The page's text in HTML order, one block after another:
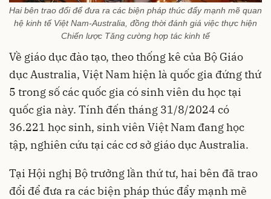
Hai bên trao đổi để đưa ra các biện pháp thúc đẩy mạnh mẽ quan
hệ kinh tế Việt Nam-Australia, đồng thời đánh giá việc thực hiện
Chiến lược Tăng cường hợp tác kinh tế
Về giáo dục đào tạo, theo thống kê của Bộ Giáo
dục Australia, Việt Nam hiện là quốc gia đứng thứ
5 trong số các quốc gia có sinh viên du học tại
quốc gia này. Tính đến tháng 31/8/2024 có
36.221 học sinh, sinh viên Việt Nam đang học
tập, nghiên cứu tại các cơ sở giáo dục Australia.
Tại Hội nghị Bộ trưởng lần thứ tư, hai bên đã trao
đổi để đưa ra các biện pháp thúc đẩy mạnh mẽ